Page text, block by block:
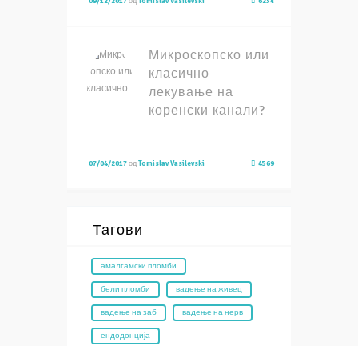
Микроскопско или
класично
лекување на
коренски канали?
07/04/2017одTomislav Vasilevski 4569
Тагови
амалгамски пломби
бели пломби вадење на живец
вадење на заб вадење на нерв
ендодонција